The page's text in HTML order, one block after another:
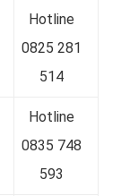
Hotline
0825 281
514
Hotline
0835 748
593